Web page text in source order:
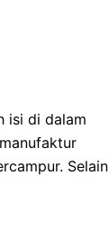
isi di dalam
Selain